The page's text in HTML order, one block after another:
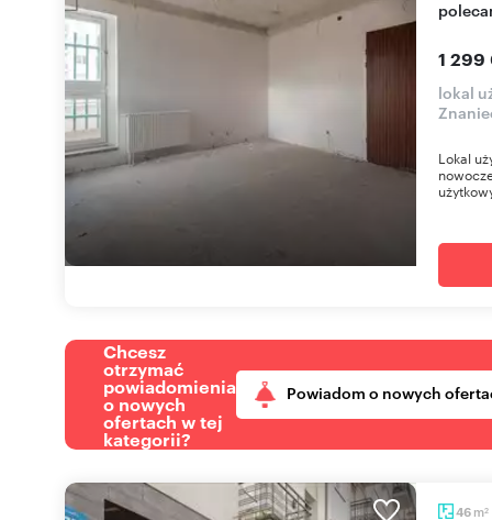
1 299
lokal
Lokal
Chcesz
otrzymać
powiadomienia
o nowych
ofertach w tej
kategorii?
Powiadom o nowych
46 m2